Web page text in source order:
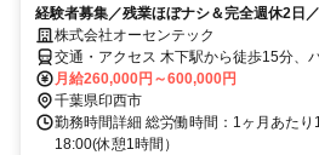
経験者募集／残業ほぼナシ＆完全週休2日
株式会社オーセンテック
交通・アクセス 木下駅から徒歩15分、
月給260,000円～600,000円
千葉県印西市
勤務時間詳細 総労働時間：1ヶ月あた
18:00(休憩1時間）